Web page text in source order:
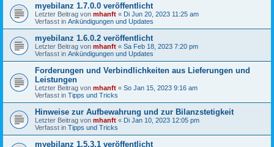
myebilanz 1.7.0.0 veröffentlicht
Letzter Beitrag von mhanft « Di Jun 20, 2023 11:25 am
Verfasst in Ankündigungen und Updates
myebilanz 1.6.0.2 veröffentlicht
Letzter Beitrag von mhanft « Sa Feb 18, 2023 7:20 pm
Verfasst in Ankündigungen und Updates
Forderungen und Verbindlichkeiten aus Lieferungen und
Leistungen
Letzter Beitrag von mhanft « So Jan 15, 2023 9:16 am
Verfasst in Tipps und Tricks
Hinweise zur Aufbewahrung und zur Bilanzstetigkeit
Letzter Beitrag von mhanft « Di Jan 10, 2023 12:05 pm
Verfasst in Tipps und Tricks
myebilanz 1.5.3.1 veröffentlicht